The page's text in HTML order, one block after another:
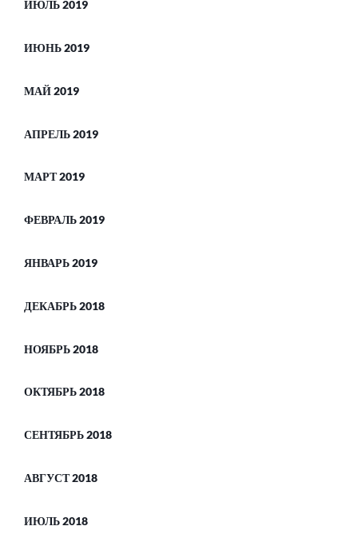
ИЮЛЬ 2019
ИЮНЬ 2019
МАЙ 2019
АПРЕЛЬ 2019
МАРТ 2019
ФЕВРАЛЬ 2019
ЯНВАРЬ 2019
ДЕКАБРЬ 2018
НОЯБРЬ 2018
ОКТЯБРЬ 2018
СЕНТЯБРЬ 2018
АВГУСТ 2018
ИЮЛЬ 2018